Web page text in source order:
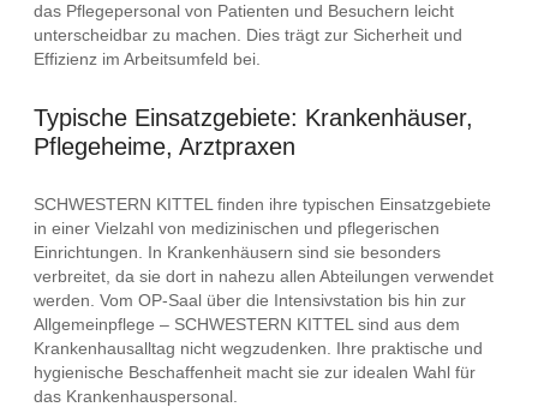
das Pflegepersonal von Patienten und Besuchern leicht
unterscheidbar zu machen. Dies trägt zur Sicherheit und
Effizienz im Arbeitsumfeld bei.
Typische Einsatzgebiete: Krankenhäuser,
Pflegeheime, Arztpraxen
SCHWESTERN KITTEL finden ihre typischen Einsatzgebiete
in einer Vielzahl von medizinischen und pflegerischen
Einrichtungen. In Krankenhäusern sind sie besonders
verbreitet, da sie dort in nahezu allen Abteilungen verwendet
werden. Vom OP-Saal über die Intensivstation bis hin zur
Allgemeinpflege – SCHWESTERN KITTEL sind aus dem
Krankenhausalltag nicht wegzudenken. Ihre praktische und
hygienische Beschaffenheit macht sie zur idealen Wahl für
das Krankenhauspersonal.